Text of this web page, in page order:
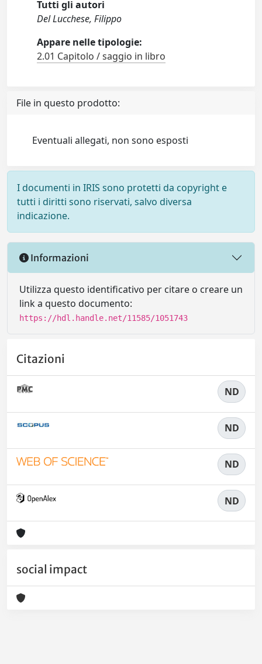
Tutti gli autori
Del Lucchese, Filippo
Appare nelle tipologie:
2.01 Capitolo / saggio in libro
File in questo prodotto:
Eventuali allegati, non sono esposti
I documenti in IRIS sono protetti da copyright e
tutti i diritti sono riservati, salvo diversa
indicazione.
Informazioni
Utilizza questo identificativo per citare o creare un
link a questo documento:
https://hdl.handle.net/11585/1051743
Citazioni
ND
ND
ND
ND
social impact